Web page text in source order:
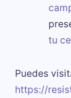
tu
Puedes
https://